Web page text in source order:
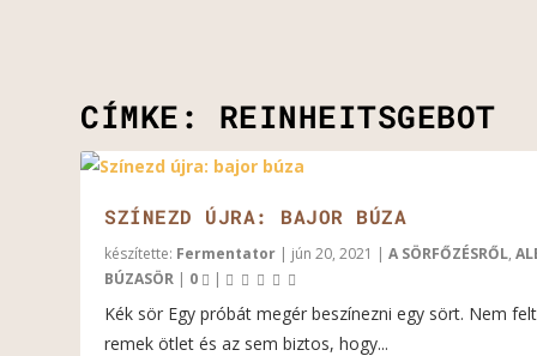
CÍMKE: REINHEITSGEBOT
SZÍNEZD ÚJRA: BAJOR BÚZA
készítette: Fermentator | jún 20, 2021 |A SÖRFŐZÉSRŐL,
BÚZASÖR | 0 |
Kék sör Egy próbát megér beszínezni egy sört. Nem
remek ötlet és az sem biztos, hogy...